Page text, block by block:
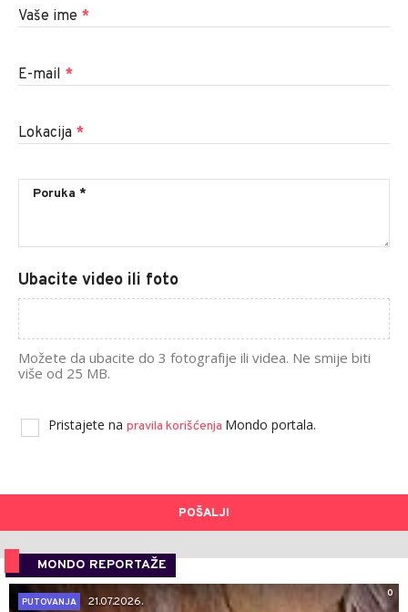
Vaše ime *
E-mail *
Lokacija *
Ubacite video ili foto
Možete da ubacite do 3 fotografije ili videa. Ne smije biti
više od 25 MB.
Pristajete na pravila korišćenja Mondo portala.
POŠALJI
MONDO REPORTAŽE
0
PUTOVANJA
21.07.2026.